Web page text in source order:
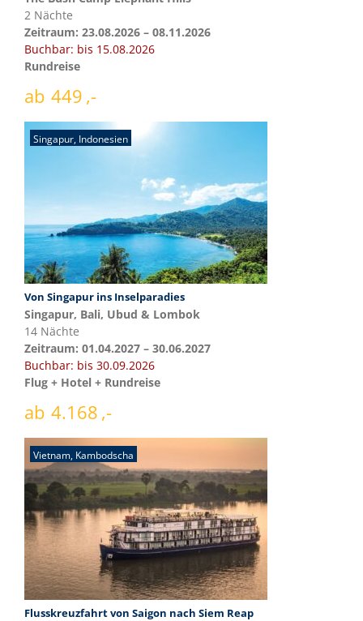
2 Nächte
Zeitraum: 23.08.2026 – 08.11.2026
Buchbar: bis 15.08.2026
Rundreise
ab 449
Singapur, Indonesien
Von Singapur ins Inselparadies
Singapur, Bali, Ubud & Lombok
14 Nächte
Zeitraum: 01.04.2027 – 30.06.2027
Buchbar: bis 30.09.2026
Flug + Hotel + Rundreise
ab 4.168
Vietnam, Kambodscha
Flusskreuzfahrt von Saigon nach Siem Reap